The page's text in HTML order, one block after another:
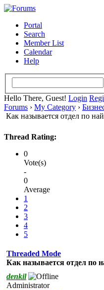
Portal
Search
Member List
Calendar
Help
Hello There, Guest! Login
Forums › My Category ›
Как называется отдел по
Thread Rating:
0
Vote(s)
-
0
Average
1
2
3
4
5
Threaded Mode
Как называется отдел по
denkil
Administrator